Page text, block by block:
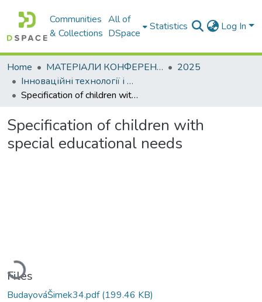
Communities
& Collections
All of
DSpace
Statistics Log In
Home МАТЕРІАЛИ КОНФЕРЕНЦІЙ
2025
Інноваційні технології і методика викладання гуманітарних дисциплін: теорія і практика технічних закладів вищої освіти
Specification of children with special educational needs
Specification of children with
special educational needs
Files
BudayováŠimek34.pdf(199.46 KB)